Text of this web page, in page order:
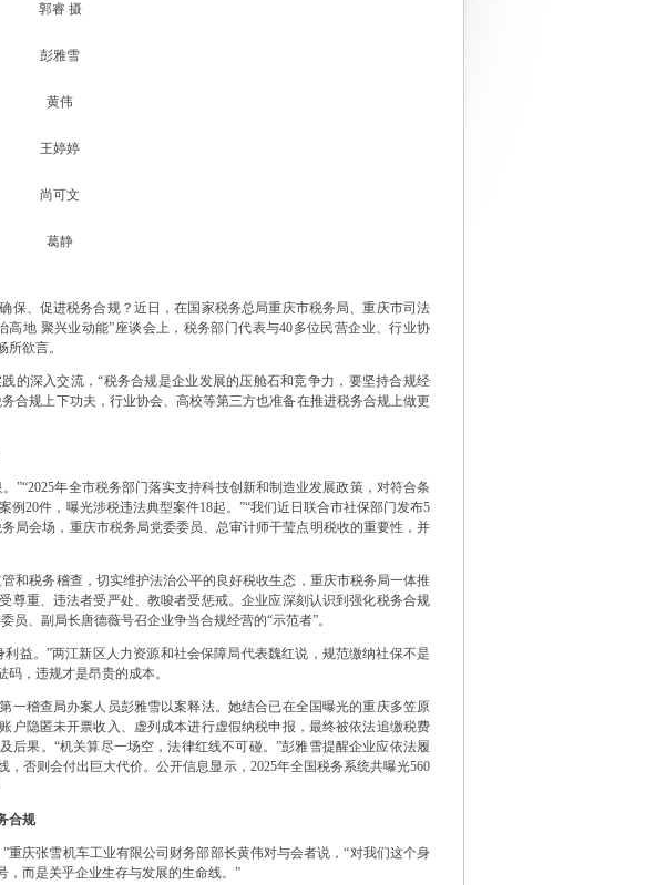
隐患排查
郭睿 摄
彭雅雪
黄伟
王婷婷
尚可文
葛静
、促进税务合规？近日，在国家税务总局重庆市税务局、重庆市司法
高地 聚兴业动能”座谈会上，税务部门代表与40多位民营企业、行业协
欲言。
深入交流，“税务合规是企业发展的压舱石和竞争力，要坚持合规经
合规上下功夫，行业协会、高校等第三方也准备在推进税务合规上做更
年全市税务部门落实支持科技创新和制造业发展政策，对符合条
例20件，曝光涉税违法典型案件18起。”“我们近日联合市社保部门发布5
局会场，重庆市税务局党委委员、总审计师干莹点明税收的重要性，并
税务稽查，切实维护法治公平的良好税收生态，重庆市税务局一体推
尊重、违法者受严处、教唆者受惩戒。企业应深刻认识到强化税务合规
、副局长唐德薇号召企业争当合规经营的“示范者”。
。”两江新区人力资源和社会保障局代表魏红说，规范缴纳社保不是
，违规才是昂贵的成本。
稽查局办案人员彭雅雪以案释法。她结合已在全国曝光的重庆多笠原
户隐匿未开票收入、虚列成本进行虚假纳税申报，最终被依法追缴税费
后果。“机关算尽一场空，法律红线不可碰。”彭雅雪提醒企业应依法履
否则会付出巨大代价。公开信息显示，2025年全国税务系统共曝光560
合规
庆张雪机车工业有限公司财务部部长黄伟对与会者说，“对我们这个身
而是关乎企业生存与发展的生命线。”